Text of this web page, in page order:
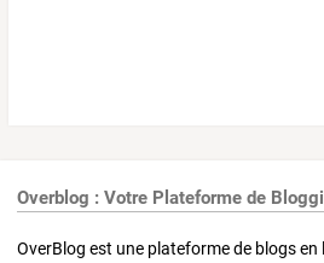
Overblog : Votre Plateforme de
OverBlog est une plateforme de blogs en